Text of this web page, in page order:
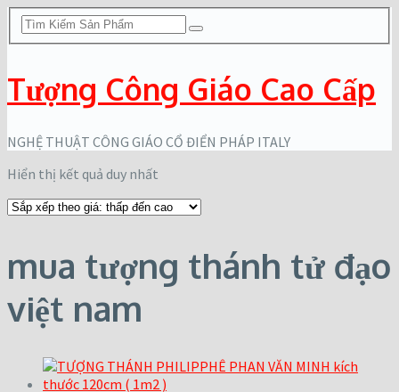
Tượng Công Giáo Cao Cấp
NGHỆ THUẬT CÔNG GIÁO CỔ ĐIỂN PHÁP ITALY
Hiển thị kết quả duy nhất
mua tượng thánh tử đạo
việt nam